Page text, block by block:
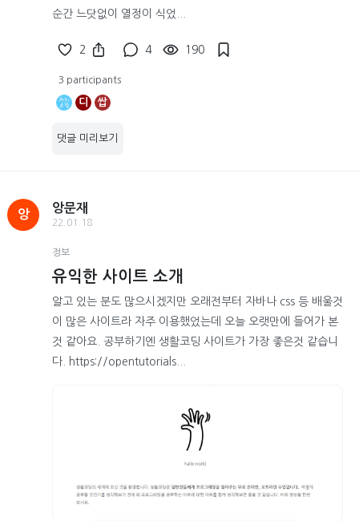
순간 느닷없이 열정이 식었...
2 4 190
3 participants
디 쌉
댓글 미리보기
앙
앙문재
22.01.18
정보
유익한 사이트 소개
알고 있는 분도 많으시겠지만 오래전부터 자바나 css 등 배울것
이 많은 사이트라 자주 이용했었는데 오늘 오랫만에 들어가 본
것 같아요. 공부하기엔 생활코딩 사이트가 가장 좋은것 같습니
다. https://opentutorials...